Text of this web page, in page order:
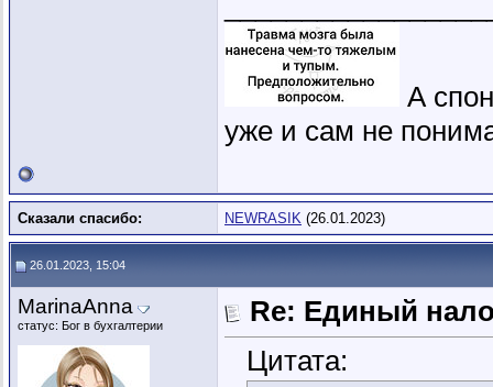
А
уже и сам не
Сказали спасибо: NEWRASIK (26.01.2023)
26.01.2023, 15:04
MarinaAnna
статус: Бог в бухгалтерии
Re: Единый
Цитата: